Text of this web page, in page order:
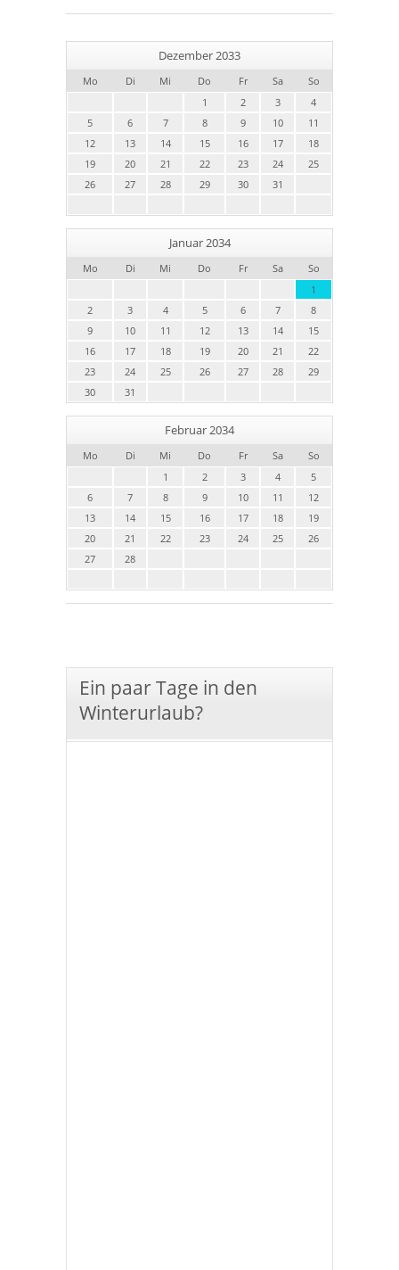
Dezember 2033
Mo Di Mi Do Fr Sa
So
1
2 3
4
5
6 7 8 9 10
11
12
13 14 15 16 17
18
19
20 21 22 23 24
25
26
27 28 29 30 31
Januar 2034
Mo Di Mi Do Fr Sa
So
1
2
3 4 5 6 7
8
9
10 11 12 13 14
15
16
17 18 19 20 21
22
23
24 25 26 27 28
29
30
31
Februar 2034
Mo Di Mi Do Fr Sa
So
1
2 3 4
5
6
7 8 9 10 11
12
13
14 15 16 17 18
19
20
21 22 23 24 25
26
27
28
Ein paar Tage in den
Winterurlaub?